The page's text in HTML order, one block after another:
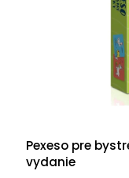
Pexeso pre
vydanie